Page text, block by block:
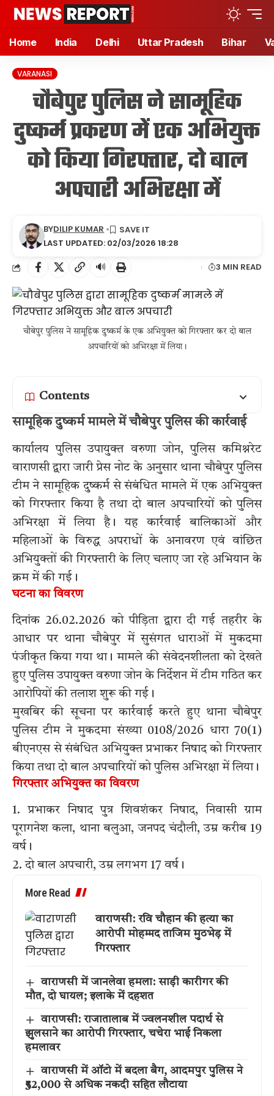
Home India Delhi Uttar Pradesh Bihar
VARANASI
चौबेपुर पुलिस ने सामूहिक
दुष्कर्म प्रकरण में एक अभियुक्त
को किया गिरफ्तार, दो बाल
अपचारी अभिरक्षा में
LAST UPDATED: 02/03/2026 18:28
BYDILIP KUMAR
🔊 3 MIN READ
चौबेपुर पुलिस ने सामूहिक दुष्कर्म के एक अभियुक्त को गिरफ्तार कर दो बाल
अपचारियों को अभिरक्षा में लिया।
Contents
सामूहिक दुष्कर्म मामले में चौबेपुर पुलिस की कार्रवाई
कार्यालय पुलिस उपायुक्त वरुणा जोन, पुलिस कमिश्नरेट
वाराणसी द्वारा जारी प्रेस नोट के अनुसार थाना चौबेपुर पुलिस
टीम ने सामूहिक दुष्कर्म से संबंधित मामले में एक अभियुक्त
को गिरफ्तार किया है तथा दो बाल अपचारियों को पुलिस
अभिरक्षा में लिया है। यह कार्रवाई बालिकाओं और
महिलाओं के विरुद्ध अपराधों के अनावरण एवं वांछित
अभियुक्तों की गिरफ्तारी के लिए चलाए जा रहे अभियान के
क्रम में की गई।
घटना का विवरण
दिनांक 26.02.2026 को पीड़िता द्वारा दी गई तहरीर के
आधार पर थाना चौबेपुर में सुसंगत धाराओं में मुकदमा
पंजीकृत किया गया था। मामले की संवेदनशीलता को देखते
हुए पुलिस उपायुक्त वरुणा जोन के निर्देशन में टीम गठित कर
आरोपियों की तलाश शुरू की गई।
मुखबिर की सूचना पर कार्रवाई करते हुए थाना चौबेपुर
पुलिस टीम ने मुकदमा संख्या 0108/2026 धारा 70(1)
बीएनएस से संबंधित अभियुक्त प्रभाकर निषाद को गिरफ्तार
किया तथा दो बाल अपचारियों को पुलिस अभिरक्षा में लिया।
गिरफ्तार अभियुक्त का विवरण
1. प्रभाकर निषाद पुत्र शिवशंकर निषाद, निवासी ग्राम
पूरागनेश कला, थाना बलुआ, जनपद चंदौली, उम्र करीब 19
वर्ष।
2. दो बाल अपचारी, उम्र लगभग 17 वर्ष।
More Read
वाराणसी: रवि चौहान की हत्या का
आरोपी मोहम्मद ताजिम मुठभेड़ में
गिरफ्तार
वाराणसी में जानलेवा हमला: साड़ी कारीगर की
मौत, दो घायल; इलाके में दहशत
वाराणसी: राजातालाब में ज्वलनशील पदार्थ से
झुलसाने का आरोपी गिरफ्तार, चचेरा भाई निकला
हमलावर
वाराणसी में ऑटो में बदला बैग, आदमपुर पुलिस ने
₹52,000 से अधिक नकदी सहित लौटाया